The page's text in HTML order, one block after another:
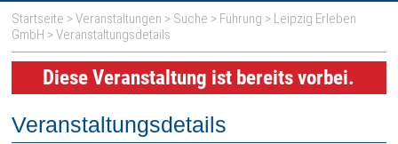
Startseite >Veranstaltungen > Suche > Führung > Leipzig Erleben
GmbH > Veranstaltungsdetails
Diese Veranstaltung ist bereits vorbei.
Veranstaltungsdetails